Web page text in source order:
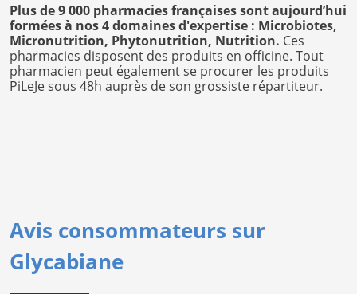
Plus de 9 000 pharmacies françaises sont aujourd’hui
formées à nos 4 domaines d'expertise : Microbiotes,
Micronutrition, Phytonutrition, Nutrition. Ces
pharmacies disposent des produits en officine. Tout
pharmacien peut également se procurer les produits
PiLeJe sous 48h auprès de son grossiste répartiteur.
Avis consommateurs sur
Glycabiane